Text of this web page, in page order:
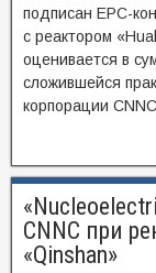
подписан EPC-
с реактором
оценивается в
сложившейся
корпорации
CNNC при
«Qinshan»